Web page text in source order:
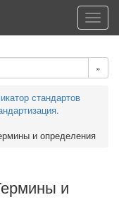
»
стандартов
и определения
и